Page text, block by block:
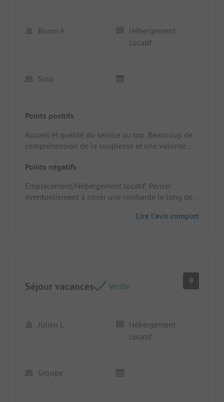
Bruno A
Hébergement
Locatif
Solo
Points positifs
Accueil et qualité du service au top. Beaucoup de
compréhension de la souplesse et une volonté
C’est propre, bien entretenu et confortable. Bravo
Emplacement/Hébergement locatif: Très propre et
en bon état.
Points négatifs
Emplacement/Hébergement locatif: Penser
éventuellement à poser une rambarde le long de
Lire l'avis complet
Séjour vacances Vérifié
9
Julien L
Hébergement
Locatif
Groupe